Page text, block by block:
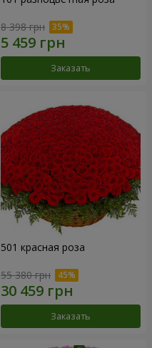
8 398 грн
Заказать
501 красная роза
55 380 грн
Заказать